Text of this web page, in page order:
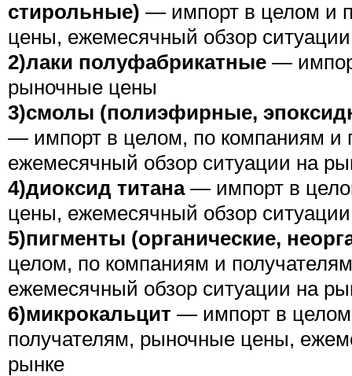
стирольные) — импорт в целом и
цены, ежемесячный обзор
2)лаки полуфабрикатные —
рыночные цены
3)смолы (полиэфирные,
— импорт в целом, по компаниям и
ежемесячный обзор ситуации на
4)диоксид титана— импорт в
цены, ежемесячный обзор
5)пигменты (органические,
целом, по компаниям и
ежемесячный обзор ситуации на
6)микрокальцит — импорт в
получателям, рыночные цены,
рынке